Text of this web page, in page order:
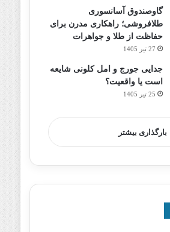
گاوصندوق آسانسوری
طلافروشی؛ راهکاری مدرن برای
حفاظت از طلا و جواهرات
27 تیر 1405
جدایی جورج و امل کلونی شایعه
است یا واقعیت؟
25 تیر 1405
بارگذاری بیشتر